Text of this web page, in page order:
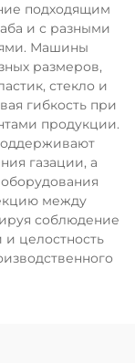
подходящим
и с разными
Машины
размеров,
стекло и
гибкость при
продукции.
газации, а
между
соблюдение
целостность